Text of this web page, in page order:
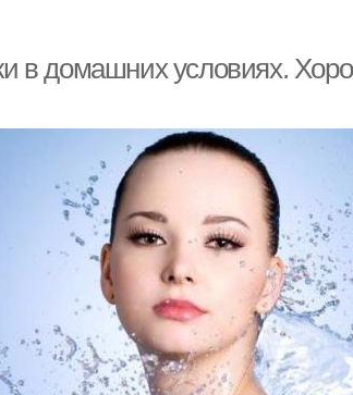
в домашних условиях.